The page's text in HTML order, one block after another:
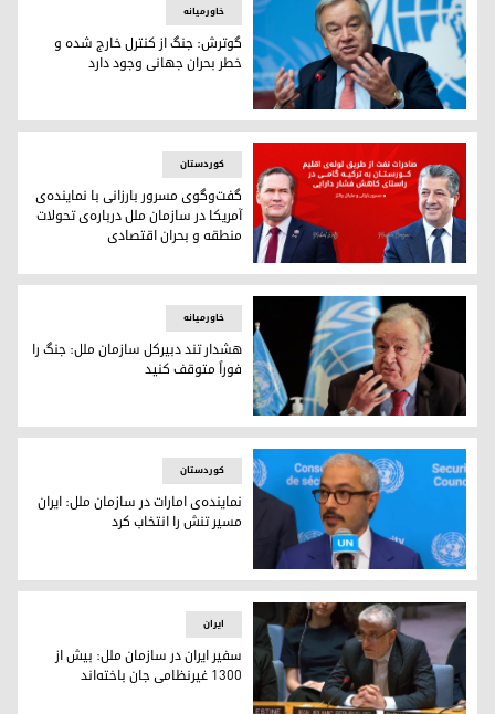
آنتونیو گوترش، دبیرکل سازمان ملل متحد
خاورمیانه
گوترش: جنگ از کنترل خارج شده و
خطر بحران جهانی وجود دارد
گفت‌وگوی مسرور بارزانی با نماینده‌ی آمریکا در سازمان ملل
کوردستان
گفت‌وگوی مسرور بارزانی با نماینده‌ی
آمریکا در سازمان ملل درباره‌ی تحولات
منطقه و بحران اقتصادی
آنتونیو گوترش، دبیرکل سازمان ملل متحد
خاورمیانه
هشدار تند دبیرکل سازمان ملل: جنگ را
فوراً متوقف کنید
محمد ابو شهاب، نماینده‌ی دائم امارات در سازمان ملل متحد
کوردستان
نماینده‌ی امارات در سازمان ملل: ایران
مسیر تنش را انتخاب کرد
ایران
سفیر ایران در سازمان ملل: بیش از
۱۳۰۰ غیرنظامی جان باخته‌اند